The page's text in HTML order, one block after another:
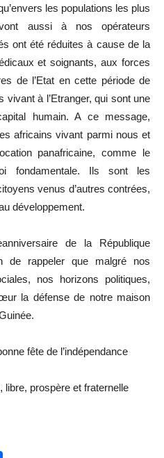
les populations les plus
aussi à nos opérateurs
ont été réduites à cause de la
et soignants, aux forces
de l’Etat en cette période de
vivant à l’Etranger, qui sont une
humain. A ce message,
africains vivant parmi nous et
panafricaine, comme le
fondamentale. Ils sont les
venus d’autres contrées,
développement.
de la République
de rappeler que malgré nos
nos horizons politiques,
la défense de notre maison
fête de l’indépendance
libre, prospère et fraternelle